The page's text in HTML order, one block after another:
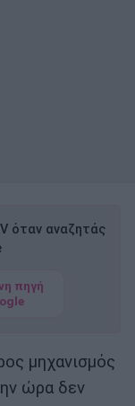
όταν αναζητάς
πηγή
μηχανισμός
ώρα δεν